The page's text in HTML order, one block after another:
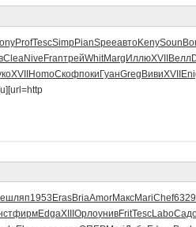
ProfTescSimpPianSpeeавтоKenySoun
CleaNiveFranтрейWhitMargИллюXVIIВелл
XVIIHomoСкофпокиГуанGregВивиXVII
шляп1953 ErasBriaAmorМаксMariChef6329
фирмEdgaXIII ОрлоунивFritTescLabo